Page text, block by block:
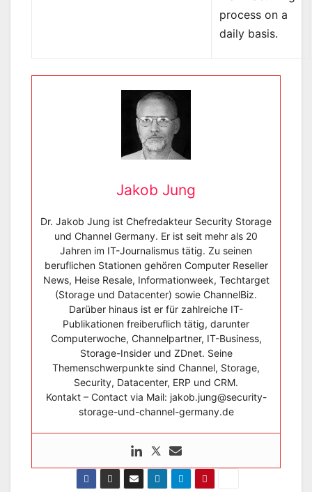
process on a
daily basis.
Jakob Jung
Dr. Jakob Jung ist Chefredakteur Security Storage
und Channel Germany. Er ist seit mehr als 20
Jahren im IT-Journalismus tätig. Zu seinen
beruflichen Stationen gehören Computer Reseller
News, Heise Resale, Informationweek, Techtarget
(Storage und Datacenter) sowie ChannelBiz.
Darüber hinaus ist er für zahlreiche IT-
Publikationen freiberuflich tätig, darunter
Computerwoche, Channelpartner, IT-Business,
Storage-Insider und ZDnet. Seine
Themenschwerpunkte sind Channel, Storage,
Security, Datacenter, ERP und CRM.
Kontakt – Contact via Mail: jakob.jung@security-
storage-und-channel-germany.de